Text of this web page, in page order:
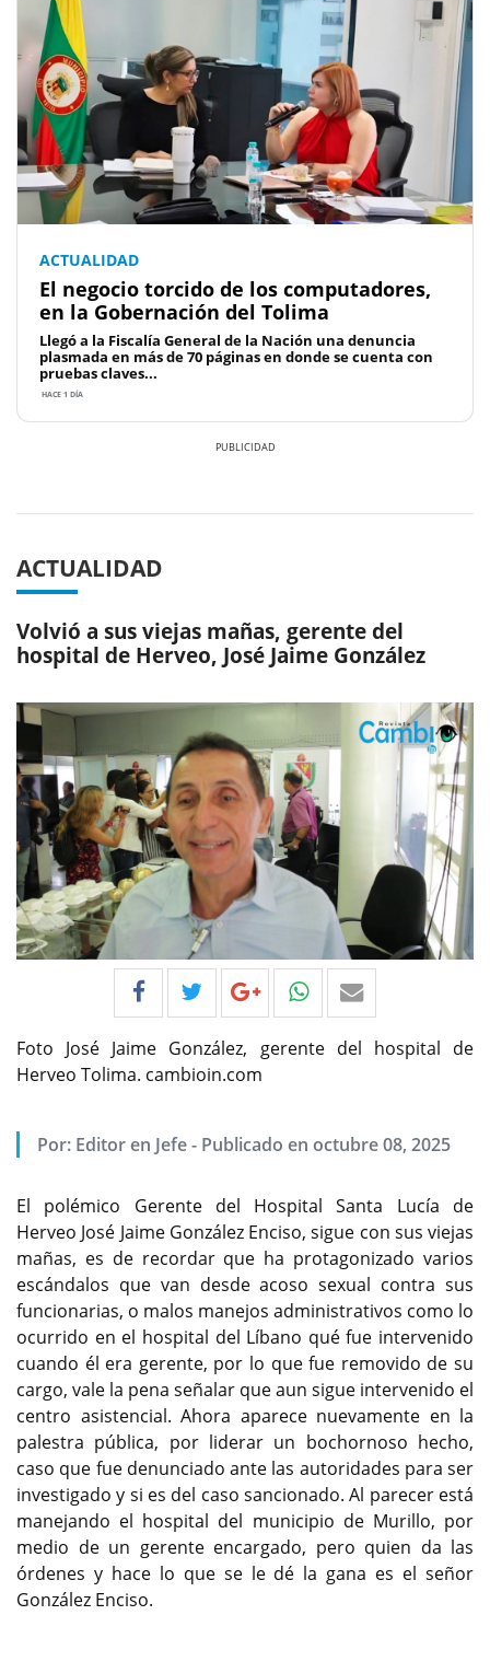
ACTUALIDAD
El negocio torcido de los computadores,
en la Gobernación del Tolima
Llegó a la Fiscalía General de la Nación una denuncia
plasmada en más de 70 páginas en donde se cuenta con
pruebas claves...
HACE 1 DÍA
ACTUALIDAD
Volvió a sus viejas mañas, gerente del
hospital de Herveo, José Jaime González
Foto José Jaime González, gerente del hospital de
Herveo Tolima. cambioin.com
Por: Editor en Jefe- Publicado en octubre 08, 2025
El polémico Gerente del Hospital Santa Lucía de
Herveo José Jaime González Enciso, sigue con sus viejas
mañas, es de recordar que ha protagonizado varios
escándalos que van desde acoso sexual contra sus
funcionarias, o malos manejos administrativos como lo
ocurrido en el hospital del Líbano qué fue intervenido
cuando él era gerente, por lo que fue removido de su
cargo, vale la pena señalar que aun sigue intervenido el
centro asistencial. Ahora aparece nuevamente en la
palestra pública, por liderar un bochornoso hecho,
caso que fue denunciado ante las autoridades para ser
investigado y si es del caso sancionado. Al parecer está
manejando el hospital del municipio de Murillo, por
medio de un gerente encargado, pero quien da las
órdenes y hace lo que se le dé la gana es el señor
González Enciso.